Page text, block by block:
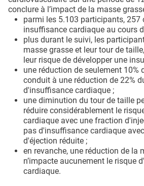
conclure à l’impact de la masse
parmi les 5.103 participants, 257
insuffisance cardiaque au cours
plus durant le suivi, les
masse grasse et leur tour de
leur risque de développer une
une réduction de seulement 10%
conduit à une réduction de 22%
d'insuffisance cardiaque ;
une diminution du tour de taille
réduire considérablement le
cardiaque avec une fraction
pas d'insuffisance cardiaque
d'éjection réduite ;
en revanche, une réduction de la
n’impacte aucunement le risque
cardiaque.